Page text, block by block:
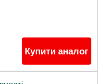
Купити аналог